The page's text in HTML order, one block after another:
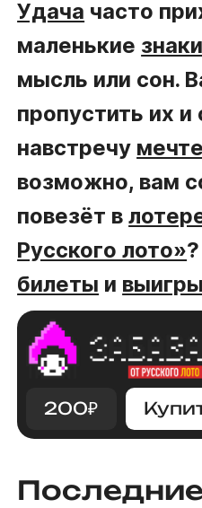
Удача часто
маленькие знаки
мысль или сон.
пропустить их
навстречу мечте
возможно, вам
повезёт в
Русского лото»
билеты и
200₽